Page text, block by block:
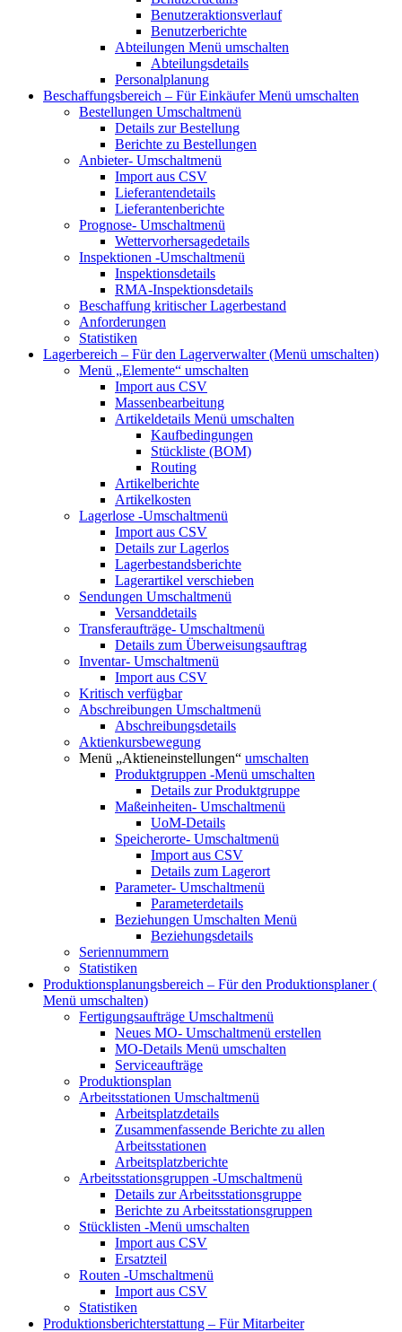
Benutzeraktionsverlauf
Benutzerberichte
Abteilungen Menü umschalten
Abteilungsdetails
Personalplanung
Beschaffungsbereich – Für EinkäuferMenü umschalten
Bestellungen Umschaltmenü
Details zur Bestellung
Berichte zu Bestellungen
Anbieter- Umschaltmenü
Import aus CSV
Lieferantendetails
Lieferantenberichte
Prognose- Umschaltmenü
Wettervorhersagedetails
Inspektionen -Umschaltmenü
Inspektionsdetails
RMA-Inspektionsdetails
Beschaffung kritischer Lagerbestand
Anforderungen
Statistiken
Lagerbereich – Für den Lagerverwalter(Menü umschalten)
Menü „Elemente“ umschalten
Import aus CSV
Massenbearbeitung
Artikeldetails Menü umschalten
Kaufbedingungen
Stückliste (BOM)
Routing
Artikelberichte
Artikelkosten
Lagerlose -Umschaltmenü
Import aus CSV
Details zur Lagerlos
Lagerbestandsberichte
Lagerartikel verschieben
Sendungen Umschaltmenü
Versanddetails
Transferaufträge- Umschaltmenü
Details zum Überweisungsauftrag
Inventar- Umschaltmenü
Import aus CSV
Kritisch verfügbar
Abschreibungen Umschaltmenü
Abschreibungsdetails
Aktienkursbewegung
Menü „Aktieneinstellungen“ umschalten
Produktgruppen -Menü umschalten
Details zur Produktgruppe
Maßeinheiten- Umschaltmenü
UoM-Details
Speicherorte- Umschaltmenü
Import aus CSV
Details zum Lagerort
Parameter- Umschaltmenü
Parameterdetails
Beziehungen Umschalten Menü
Beziehungsdetails
Seriennummern
Statistiken
Produktionsplanungsbereich – Für den Produktionsplaner (
Menü umschalten)
Fertigungsaufträge Umschaltmenü
Neues MO- Umschaltmenü erstellen
MO-Details Menü umschalten
Serviceaufträge
Produktionsplan
Arbeitsstationen Umschaltmenü
Arbeitsplatzdetails
Zusammenfassende Berichte zu allen
Arbeitsstationen
Arbeitsplatzberichte
Arbeitsstationsgruppen -Umschaltmenü
Details zur Arbeitsstationsgruppe
Berichte zu Arbeitsstationsgruppen
Stücklisten -Menü umschalten
Import aus CSV
Ersatzteil
Routen -Umschaltmenü
Import aus CSV
Statistiken
Produktionsberichterstattung – Für Mitarbeiter